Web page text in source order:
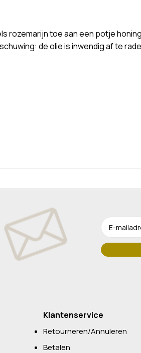
rozemarijn toe aan een potje
de olie is inwendig af te
Klantenservice
Retourneren/Annuleren
Betalen